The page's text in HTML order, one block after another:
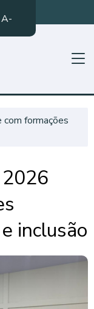
A-
formações
2026
inclusão